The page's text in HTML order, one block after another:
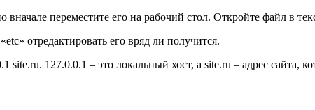
переместите его на рабочий стол. Откройте файл в
отредактировать его вряд ли получится.
site.ru. 127.0.0.1 – это локальный хост, а site.ru – адрес сайта,